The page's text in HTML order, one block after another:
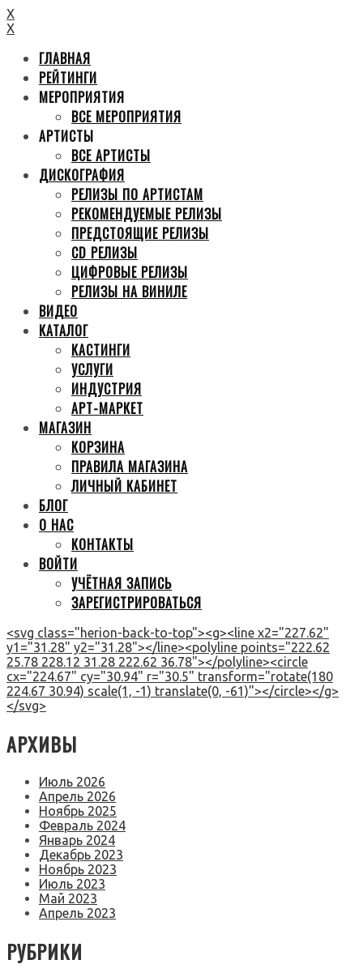
X
X
ГЛАВНАЯ
РЕЙТИНГИ
МЕРОПРИЯТИЯ
ВСЕ МЕРОПРИЯТИЯ
АРТИСТЫ
ВСЕ АРТИСТЫ
ДИСКОГРАФИЯ
РЕЛИЗЫ ПО АРТИСТАМ
РЕКОМЕНДУЕМЫЕ РЕЛИЗЫ
ПРЕДСТОЯЩИЕ РЕЛИЗЫ
CD РЕЛИЗЫ
ЦИФРОВЫЕ РЕЛИЗЫ
РЕЛИЗЫ НА ВИНИЛЕ
ВИДЕО
КАТАЛОГ
КАСТИНГИ
УСЛУГИ
ИНДУСТРИЯ
АРТ-МАРКЕТ
МАГАЗИН
КОРЗИНА
ПРАВИЛА МАГАЗИНА
ЛИЧНЫЙ КАБИНЕТ
БЛОГ
О НАС
КОНТАКТЫ
ВОЙТИ
УЧЁТНАЯ ЗАПИСЬ
ЗАРЕГИСТРИРОВАТЬСЯ
<svg class="herion-back-to-top"><g><line x2="227.62"
y1="31.28" y2="31.28"></line><polyline points="222.62
25.78 228.12 31.28 222.62 36.78"></polyline><circle
cx="224.67" cy="30.94" r="30.5" transform="rotate(180
224.67 30.94) scale(1, -1) translate(0, -61)"></circle></g>
</svg>
АРХИВЫ
Июль 2026
Апрель 2026
Ноябрь 2025
Февраль 2024
Январь 2024
Декабрь 2023
Ноябрь 2023
Июль 2023
Май 2023
Апрель 2023
РУБРИКИ